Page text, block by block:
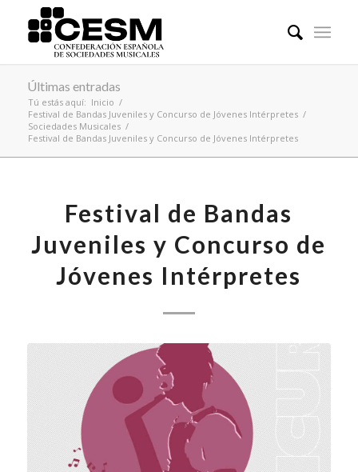
Últimas entradas
Tú estás aquí: Inicio /
Festival de Bandas Juveniles y Concurso de Jóvenes Intérpretes /
Sociedades Musicales /
Festival de Bandas Juveniles y Concurso de Jóvenes Intérpretes
Festival de Bandas
Juveniles y Concurso de
Jóvenes Intérpretes